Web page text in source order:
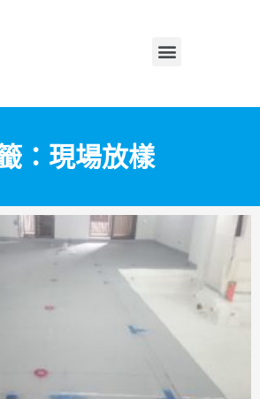
：現場放樣